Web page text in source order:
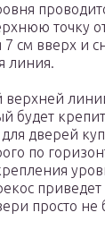
точку
7 см вверх и
линия.
верхней
будет
дверей
по
приведет
просто не